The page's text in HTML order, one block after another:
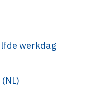
werkdag